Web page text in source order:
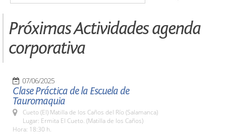
Próximas Actividades agenda
corporativa
07/06/2025
Clase Práctica de la Escuela de
Tauromaquia
Cueto (El) Matilla de los Caños del Río (Salamanca)
Lugar: Ermita El Cueto. (Matilla de los Caños)
Hora: 18:30 h.